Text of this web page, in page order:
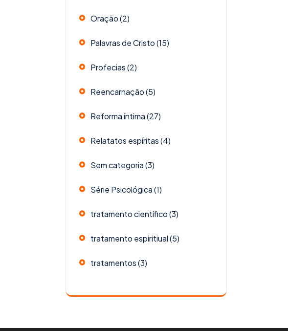
Oração(2)
Palavras de Cristo(15)
Profecias(2)
Reencarnação(5)
Reforma íntima(27)
Relatatos espíritas(4)
Sem categoria(3)
Série Psicológica(1)
tratamento científico(3)
tratamento espiritiual(5)
tratamentos(3)